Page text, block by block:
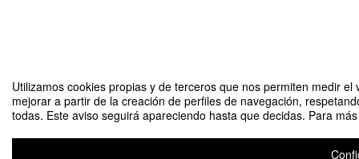
Utilizamos cookies propias y de terceros que nos permiten medir
mejorar a partir de la creación de perfiles de navegación,
todas. Este aviso seguirá apareciendo hasta que decidas. Para